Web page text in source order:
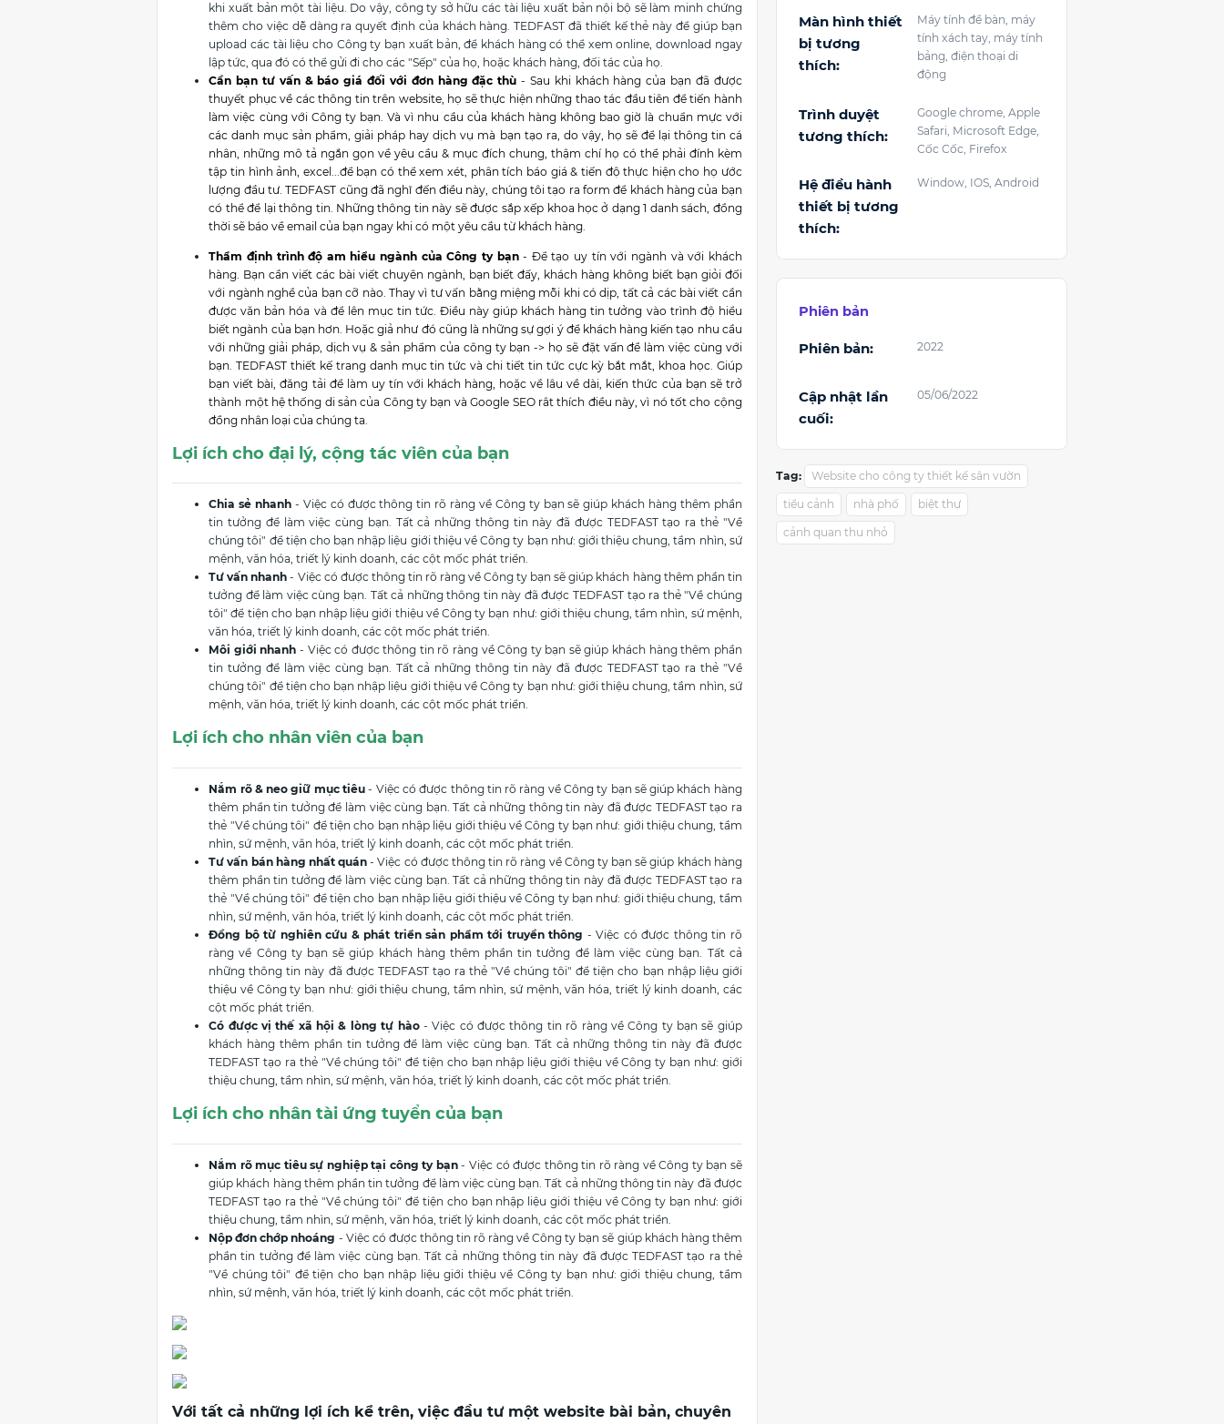
khi xuất bản một tài liệu. Do vậy, công ty sở hữu các tài liệu xuất bản nội bộ sẽ làm minh chứng
thêm cho việc dễ dàng ra quyết định của khách hàng. TEDFAST đã thiết kế thẻ này để giúp bạn
upload các tài liệu cho Công ty bạn xuất bản, để khách hàng có thể xem online, download ngay
lập tức, qua đó có thể gửi đi cho các "Sếp" của họ, hoặc khách hàng, đối tác của họ.
Cần bạn tư vấn & báo giá đối với đơn hàng đặc thù- Sau khi khách hàng của bạn đã được
thuyết phục về các thông tin trên website, họ sẽ thực hiện những thao tác đầu tiên để tiến hành
làm việc cùng với Công ty bạn. Và vì nhu cầu của khách hàng không bao giờ là chuẩn mực với
các danh mục sản phẩm, giải pháp hay dịch vụ mà bạn tạo ra, do vậy, họ sẽ để lại thông tin cá
nhân, những mô tả ngắn gọn về yêu cầu & mục đích chung, thậm chí họ có thể phải đính kèm
tập tin hình ảnh, excel...để bạn có thể xem xét, phân tích báo giá & tiến độ thực hiện cho họ ước
lượng đầu tư. TEDFAST cũng đã nghĩ đến điều này, chúng tôi tạo ra form để khách hàng của bạn
có thể để lại thông tin. Những thông tin này sẽ được sắp xếp khoa học ở dạng 1 danh sách, đồng
thời sẽ báo về email của bạn ngay khi có một yêu cầu từ khách hàng.
Thẩm định trình độ am hiểu ngành của Công ty bạn- Để tạo uy tín với ngành và với khách
hàng. Bạn cần viết các bài viết chuyên ngành, bạn biết đấy, khách hàng không biết bạn giỏi đối
với ngành nghề của bạn cỡ nào. Thay vì tư vấn bằng miệng mỗi khi có dịp, tất cả các bài viết cần
được văn bản hóa và để lên mục tin tức. Điều này giúp khách hàng tin tưởng vào trình độ hiểu
biết ngành của bạn hơn. Hoặc giả như đó cũng là những sự gợi ý để khách hàng kiến tạo nhu cầu
với những giải pháp, dịch vụ & sản phẩm của công ty bạn -> họ sẽ đặt vấn đề làm việc cùng với
bạn. TEDFAST thiết kế trang danh mục tin tức và chi tiết tin tức cực kỳ bắt mắt, khoa học. Giúp
bạn viết bài, đăng tải để làm uy tín với khách hàng, hoặc về lâu về dài, kiến thức của bạn sẽ trở
thành một hệ thống di sản của Công ty bạn và Google SEO rât thích điều này, vì nó tốt cho cộng
đồng nhân loại của chúng ta.
Lợi ích cho đại lý, cộng tác viên của bạn
Chia sẻ nhanh - Việc có được thông tin rõ ràng về Công ty bạn sẽ giúp khách hàng thêm phần
tin tưởng để làm việc cùng bạn. Tất cả những thông tin này đã được TEDFAST tạo ra thẻ "Về
chúng tôi" để tiện cho bạn nhập liệu giới thiệu về Công ty bạn như: giới thiệu chung, tầm nhìn, sứ
mệnh, văn hóa, triết lý kinh doanh, các cột mốc phát triển.
Tư vấn nhanh - Việc có được thông tin rõ ràng về Công ty bạn sẽ giúp khách hàng thêm phần tin
tưởng để làm việc cùng bạn. Tất cả những thông tin này đã được TEDFAST tạo ra thẻ "Về chúng
tôi" để tiện cho bạn nhập liệu giới thiệu về Công ty bạn như: giới thiệu chung, tầm nhìn, sứ mệnh,
văn hóa, triết lý kinh doanh, các cột mốc phát triển.
Môi giới nhanh - Việc có được thông tin rõ ràng về Công ty bạn sẽ giúp khách hàng thêm phần
tin tưởng để làm việc cùng bạn. Tất cả những thông tin này đã được TEDFAST tạo ra thẻ "Về
chúng tôi" để tiện cho bạn nhập liệu giới thiệu về Công ty bạn như: giới thiệu chung, tầm nhìn, sứ
mệnh, văn hóa, triết lý kinh doanh, các cột mốc phát triển.
Lợi ích cho nhân viên của bạn
Nắm rõ & neo giữ mục tiêu - Việc có được thông tin rõ ràng về Công ty bạn sẽ giúp khách hàng
thêm phần tin tưởng để làm việc cùng bạn. Tất cả những thông tin này đã được TEDFAST tạo ra
thẻ "Về chúng tôi" để tiện cho bạn nhập liệu giới thiệu về Công ty bạn như: giới thiệu chung, tầm
nhìn, sứ mệnh, văn hóa, triết lý kinh doanh, các cột mốc phát triển.
Tư vấn bán hàng nhất quán - Việc có được thông tin rõ ràng về Công ty bạn sẽ giúp khách hàng
thêm phần tin tưởng để làm việc cùng bạn. Tất cả những thông tin này đã được TEDFAST tạo ra
thẻ "Về chúng tôi" để tiện cho bạn nhập liệu giới thiệu về Công ty bạn như: giới thiệu chung, tầm
nhìn, sứ mệnh, văn hóa, triết lý kinh doanh, các cột mốc phát triển.
Đồng bộ từ nghiên cứu & phát triển sản phẩm tới truyền thông - Việc có được thông tin rõ
ràng về Công ty bạn sẽ giúp khách hàng thêm phần tin tưởng để làm việc cùng bạn. Tất cả
những thông tin này đã được TEDFAST tạo ra thẻ "Về chúng tôi" để tiện cho bạn nhập liệu giới
thiệu về Công ty bạn như: giới thiệu chung, tầm nhìn, sứ mệnh, văn hóa, triết lý kinh doanh, các
cột mốc phát triển.
Có được vị thế xã hội & lòng tự hào- Việc có được thông tin rõ ràng về Công ty bạn sẽ giúp
khách hàng thêm phần tin tưởng để làm việc cùng bạn. Tất cả những thông tin này đã được
TEDFAST tạo ra thẻ "Về chúng tôi" để tiện cho bạn nhập liệu giới thiệu về Công ty bạn như: giới
thiệu chung, tầm nhìn, sứ mệnh, văn hóa, triết lý kinh doanh, các cột mốc phát triển.
Lợi ích cho nhân tài ứng tuyển của bạn
Nắm rõ mục tiêu sự nghiệp tại công ty bạn- Việc có được thông tin rõ ràng về Công ty bạn sẽ
giúp khách hàng thêm phần tin tưởng để làm việc cùng bạn. Tất cả những thông tin này đã được
TEDFAST tạo ra thẻ "Về chúng tôi" để tiện cho bạn nhập liệu giới thiệu về Công ty bạn như: giới
thiệu chung, tầm nhìn, sứ mệnh, văn hóa, triết lý kinh doanh, các cột mốc phát triển.
Nộp đơn chớp nhoáng - Việc có được thông tin rõ ràng về Công ty bạn sẽ giúp khách hàng thêm
phần tin tưởng để làm việc cùng bạn. Tất cả những thông tin này đã được TEDFAST tạo ra thẻ
"Về chúng tôi" để tiện cho bạn nhập liệu giới thiệu về Công ty bạn như: giới thiệu chung, tầm
nhìn, sứ mệnh, văn hóa, triết lý kinh doanh, các cột mốc phát triển.
Với tất cả những lợi ích kể trên, việc đầu tư một website bài bản, chuyên
Màn hình thiết
bị tương
thích:
Máy tính để bàn, máy
tính xách tay, máy tính
bảng, điện thoại di
động
Trình duyệt
tương thích:
Google chrome, Apple
Safari, Microsoft Edge,
Cốc Cốc, Firefox
Hệ điều hành
thiết bị tương
thích:
Window, IOS, Android
Phiên bản
Phiên bản: 2022
Cập nhật lần
cuối:
05/06/2022
Tag: Website cho công ty thiết kế sân vườn
tiểu cảnh nhà phố biệt thự
cảnh quan thu nhỏ